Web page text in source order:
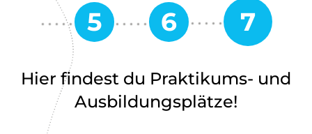
Hier findest du Praktikums- und
Ausbildungsplätze!